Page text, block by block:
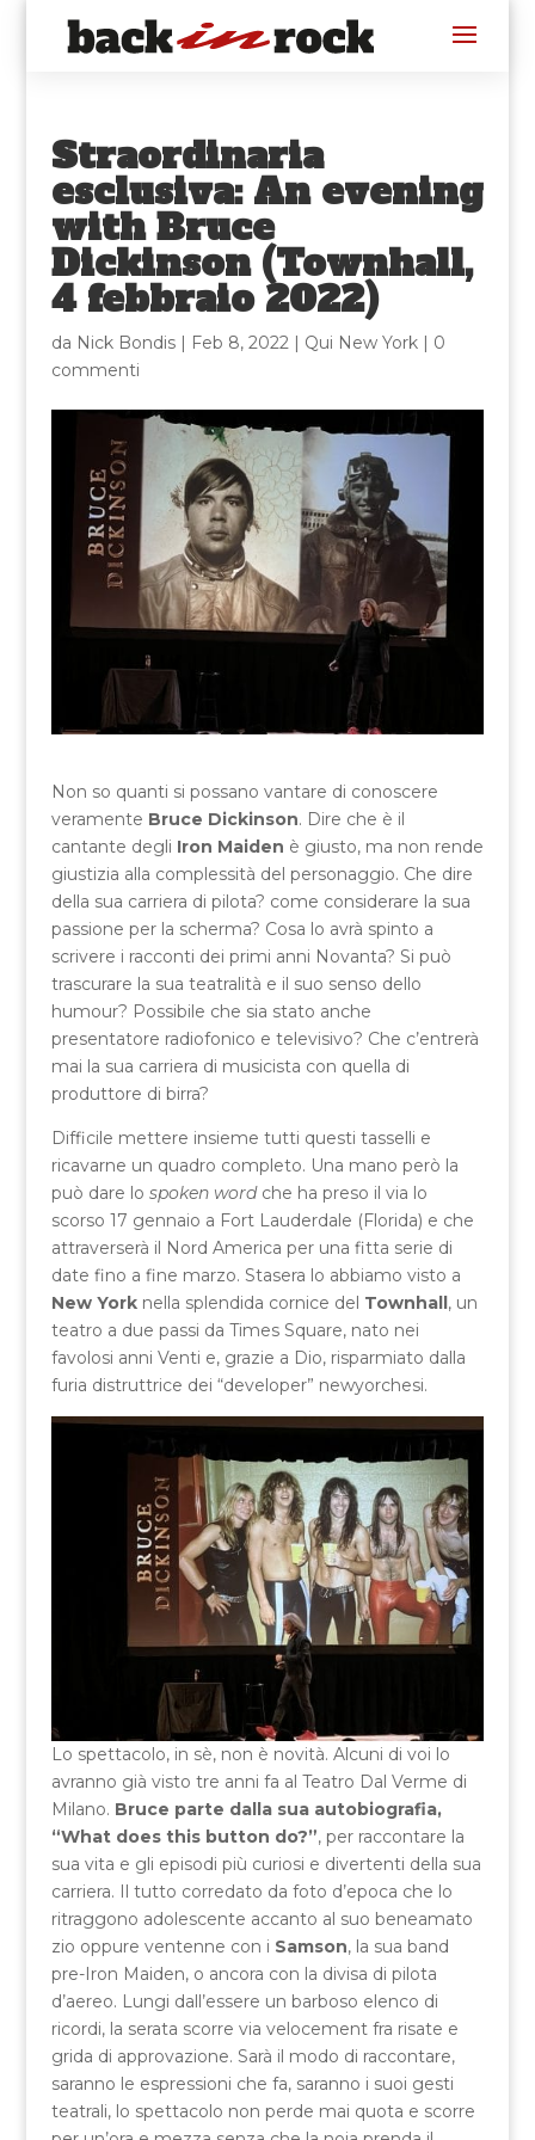
Straordinaria
esclusiva: An evening
with Bruce
Dickinson (Townhall,
4 febbraio 2022)
da Nick Bondis| Feb 8, 2022| Qui New York| 0
commenti
Non so quanti si possano vantare di conoscere
veramente Bruce Dickinson. Dire che è il
cantante degli Iron Maiden è giusto, ma non rende
giustizia alla complessità del personaggio. Che dire
della sua carriera di pilota? come considerare la sua
passione per la scherma? Cosa lo avrà spinto a
scrivere i racconti dei primi anni Novanta? Si può
trascurare la sua teatralità e il suo senso dello
humour? Possibile che sia stato anche
presentatore radiofonico e televisivo? Che c’entrerà
mai la sua carriera di musicista con quella di
produttore di birra?
Difficile mettere insieme tutti questi tasselli e
ricavarne un quadro completo. Una mano però la
può dare lo spoken wordche ha preso il via lo
scorso 17 gennaio a Fort Lauderdale (Florida) e che
attraverserà il Nord America per una fitta serie di
date fino a fine marzo. Stasera lo abbiamo visto a
New Yorknella splendida cornice del Townhall, un
teatro a due passi da Times Square, nato nei
favolosi anni Venti e, grazie a Dio, risparmiato dalla
furia distruttrice dei “developer” newyorchesi.
Lo spettacolo, in sè, non è novità. Alcuni di voi lo
avranno già visto tre anni fa al Teatro Dal Verme di
Milano. Bruce parte dalla sua autobiografia,
“What does this button do?”, per raccontare la
sua vita e gli episodi più curiosi e divertenti della sua
carriera. Il tutto corredato da foto d’epoca che lo
ritraggono adolescente accanto al suo beneamato
zio oppure ventenne con i Samson, la sua band
pre-Iron Maiden, o ancora con la divisa di pilota
d’aereo. Lungi dall’essere un barboso elenco di
ricordi, la serata scorre via velocement fra risate e
grida di approvazione. Sarà il modo di raccontare,
saranno le espressioni che fa, saranno i suoi gesti
teatrali, lo spettacolo non perde mai quota e scorre